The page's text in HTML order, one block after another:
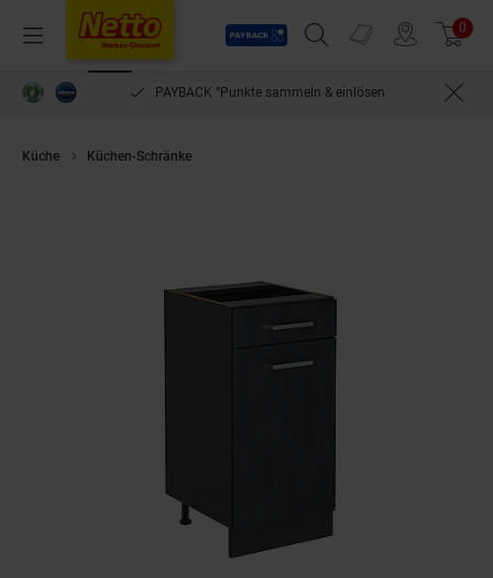
Menü
Payback
Suchfeld einblenden
Prospekte 0
PAYBACK °Punkte sammeln & einlösen
Küche Küchen-Schränke